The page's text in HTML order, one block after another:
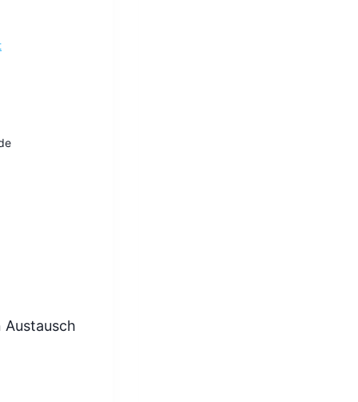
Austausch